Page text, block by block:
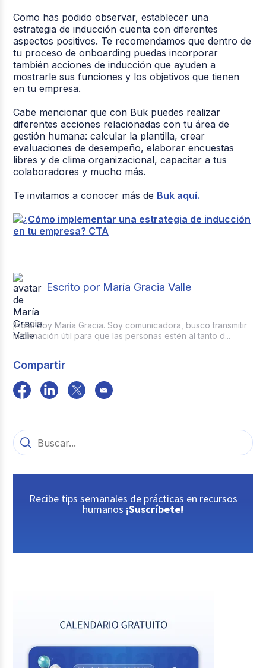
Como has podido observar, establecer una
estrategia de inducción cuenta con diferentes
aspectos positivos. Te recomendamos que dentro de
tu proceso de onboarding puedas incorporar
también acciones de inducción que ayuden a
mostrarle sus funciones y los objetivos que tienen
en tu empresa.
Cabe mencionar que con Buk puedes realizar
diferentes acciones relacionadas con tu área de
gestión humana: calcular la plantilla, crear
evaluaciones de desempeño, elaborar encuestas
libres y de clima organizacional, capacitar a tus
colaboradores y mucho más.
Te invitamos a conocer más de Buk aquí.
Escrito por María Gracia Valle
¡Hola! Soy María Gracia. Soy comunicadora, busco transmitir
información útil para que las personas estén al tanto d...
Compartir
Recibe tips semanales de prácticas en recursos
humanos ¡Suscríbete!